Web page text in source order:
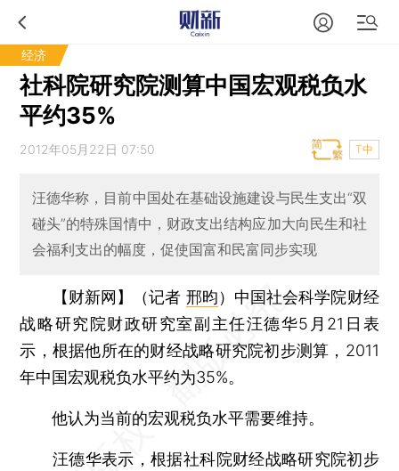
经济
社科院研究院测算中国宏观税负水
平约35%
2012年05月22日 07:50 T中
汪德华称，目前中国处在基础设施建设与民生支出“双
碰头”的特殊国情中，财政支出结构应加大向民生和社
会福利支出的幅度，促使国富和民富同步实现
【财新网】（记者 邢昀） 中国社会科学院财经
战略研究院财政研究室副主任汪德华5月21日表
示，根据他所在的财经战略研究院初步测算，2011
年中国宏观税负水平约为35%。
他认为当前的宏观税负水平需要维持。
汪德华表示，根据社科院财经战略研究院初步